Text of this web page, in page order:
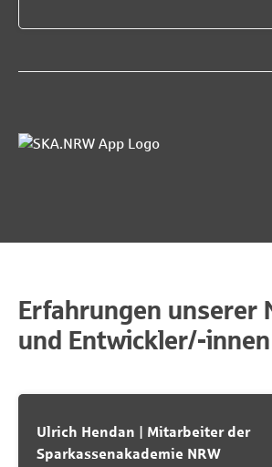
Erfahrungen unserer
und Entwickler/-innen
Ulrich Hendan | Mitarbeiter der
Sparkassenakademie NRW